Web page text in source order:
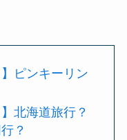
ピンキーリン
北海道旅行？
？